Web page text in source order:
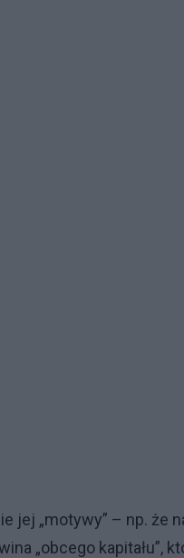
jej „motywy” – np. że
„obcego kapitału”,